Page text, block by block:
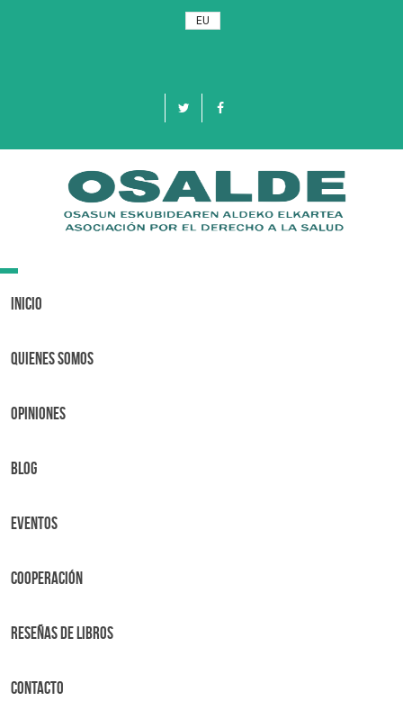
EU
Toggle
Inicio
Quienes Somos
OPINIONES
BLOG
Eventos
Cooperación
Reseñas de libros
Contacto